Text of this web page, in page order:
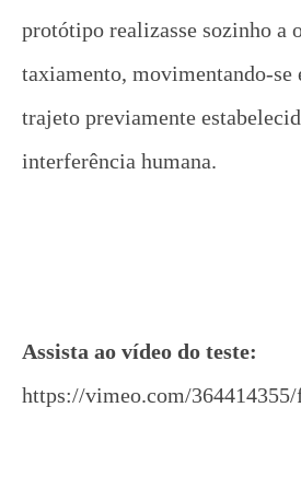
protótipo realizasse sozinho a
taxiamento, movimentando-se
trajeto previamente
interferência humana.
Assista ao vídeo do teste:
https://vimeo.com/364414355/